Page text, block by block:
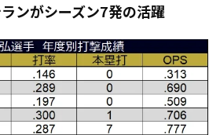
ムファイターズ
ルデンイーグルス
オンズ
リーンズ
ンがシーズン7発の活躍